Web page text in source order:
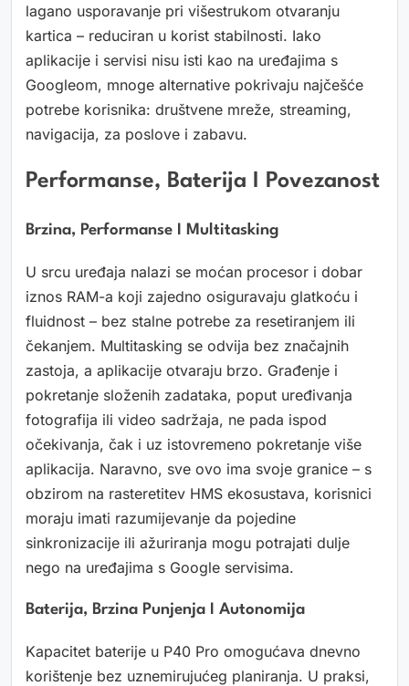
lagano usporavanje pri višestrukom otvaranju
kartica – reduciran u korist stabilnosti. Iako
aplikacije i servisi nisu isti kao na uređajima s
Googleom, mnoge alternative pokrivaju najčešće
potrebe korisnika: društvene mreže, streaming,
navigacija, za poslove i zabavu.
Performanse, Baterija I Povezanost
Brzina, Performanse I Multitasking
U srcu uređaja nalazi se moćan procesor i dobar
iznos RAM-a koji zajedno osiguravaju glatkoću i
fluidnost – bez stalne potrebe za resetiranjem ili
čekanjem. Multitasking se odvija bez značajnih
zastoja, a aplikacije otvaraju brzo. Građenje i
pokretanje složenih zadataka, poput uređivanja
fotografija ili video sadržaja, ne pada ispod
očekivanja, čak i uz istovremeno pokretanje više
aplikacija. Naravno, sve ovo ima svoje granice – s
obzirom na rasteretitev HMS ekosustava, korisnici
moraju imati razumijevanje da pojedine
sinkronizacije ili ažuriranja mogu potrajati dulje
nego na uređajima s Google servisima.
Baterija, Brzina Punjenja I Autonomija
Kapacitet baterije u P40 Pro omogućava dnevno
korištenje bez uznemirujućeg planiranja. U praksi,